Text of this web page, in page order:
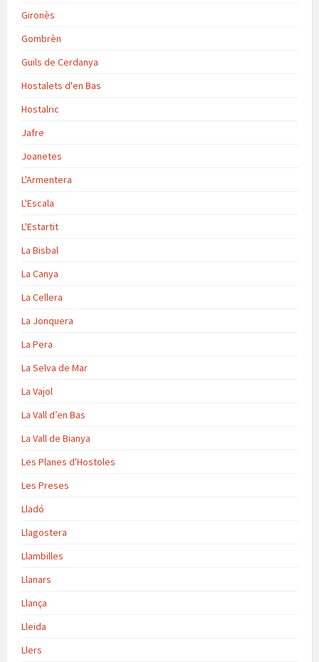
Gironès
Gombrèn
Guils de Cerdanya
Hostalets d'en Bas
Hostalric
Jafre
Joanetes
L'Armentera
L'Escala
L'Estartit
La Bisbal
La Canya
La Cellera
La Jonquera
La Pera
La Selva de Mar
La Vajol
La Vall d’en Bas
La Vall de Bianya
Les Planes d'Hostoles
Les Preses
Lladó
Llagostera
Llambilles
Llanars
Llança
Lleida
Llers